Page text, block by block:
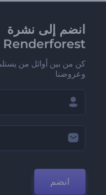
انضم إلى نشرة
Renderforest الإخبارية
كن من بين أوائل من
وعروضنا
انضم